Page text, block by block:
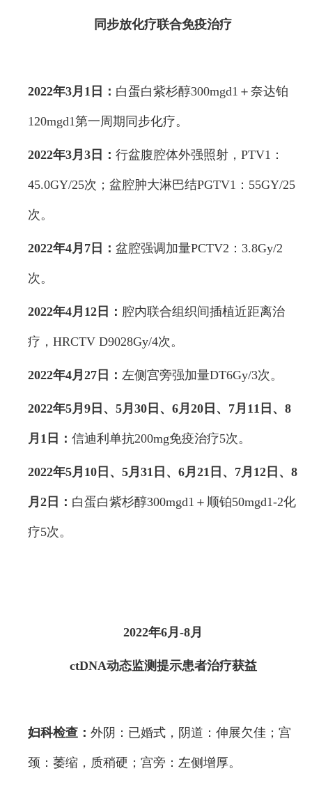
同步放化疗联合免疫治疗
2022年3月1日： 白蛋白紫杉醇300mgd1＋奈达铂
120mgd1第一周期同步化疗。
2022年3月3日： 行盆腹腔体外强照射，PTV1：
45.0GY/25次；盆腔肿大淋巴结PGTV1：55GY/25
次。
2022年4月7日： 盆腔强调加量PCTV2：3.8Gy/2
次。
2022年4月12日： 腔内联合组织间插植近距离治
疗，HRCTV D9028Gy/4次。
2022年4月27日： 左侧宫旁强加量DT6Gy/3次。
2022年5月9日、5月30日、6月20日、7月11日、8
月1日： 信迪利单抗200mg免疫治疗5次。
2022年5月10日、5月31日、6月21日、7月12日、8
月2日： 白蛋白紫杉醇300mgd1＋顺铂50mgd1-2化
疗5次。
2022年6月-8月
ctDNA动态监测提示患者治疗获益
妇科检查： 外阴：已婚式，阴道：伸展欠佳；宫
颈：萎缩，质稍硬；宫旁：左侧增厚。